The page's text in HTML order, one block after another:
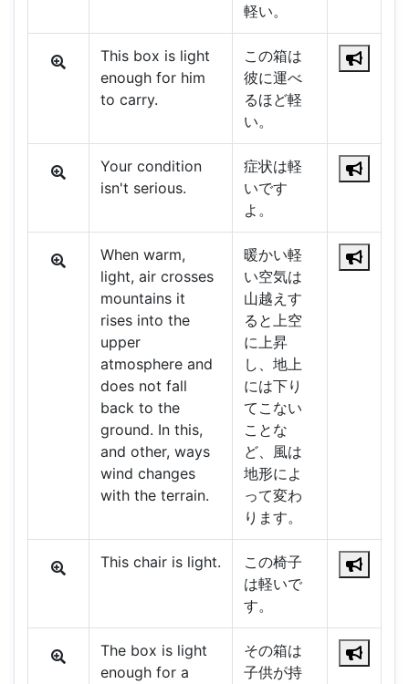
軽い。
This box is light
enough for him
to carry.
この箱は
彼に運べ
るほど軽
い。
Your condition
isn't serious.
症状は軽
いです
よ。
When warm,
light, air crosses
mountains it
rises into the
upper
atmosphere and
does not fall
back to the
ground. In this,
and other, ways
wind changes
with the terrain.
暖かい軽
い空気は
山越えす
ると上空
に上昇
し、地上
には下り
てこない
ことな
ど、風は
地形によ
って変わ
ります。
This chair is light.
この椅子
は軽いで
す。
The box is light
enough for a
その箱は
子供が持